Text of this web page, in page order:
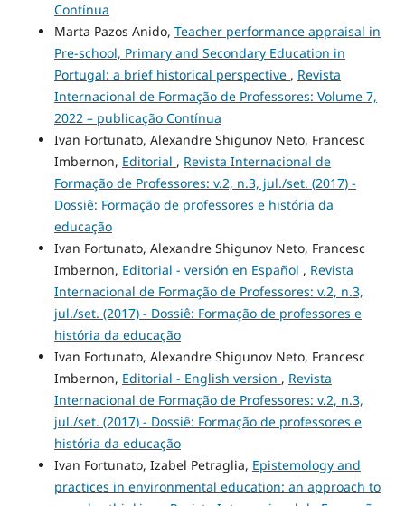
Contínua
Marta Pazos Anido, Teacher performance appraisal in
Pre-school, Primary and Secondary Education in
Portugal: a brief historical perspective , Revista
Internacional de Formação de Professores: Volume 7,
2022 – publicação Contínua
Ivan Fortunato, Alexandre Shigunov Neto, Francesc
Imbernon, Editorial , Revista Internacional de
Formação de Professores: v.2, n.3, jul./set. (2017) -
Dossiê: Formação de professores e história da
educação
Ivan Fortunato, Alexandre Shigunov Neto, Francesc
Imbernon, Editorial - versión en Español , Revista
Internacional de Formação de Professores: v.2, n.3,
jul./set. (2017) - Dossiê: Formação de professores e
história da educação
Ivan Fortunato, Alexandre Shigunov Neto, Francesc
Imbernon, Editorial - English version , Revista
Internacional de Formação de Professores: v.2, n.3,
jul./set. (2017) - Dossiê: Formação de professores e
história da educação
Ivan Fortunato, Izabel Petraglia, Epistemology and
practices in environmental education: an approach to